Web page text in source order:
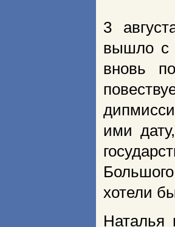
3
вышло с
вновь
ими
хотели
Наталья